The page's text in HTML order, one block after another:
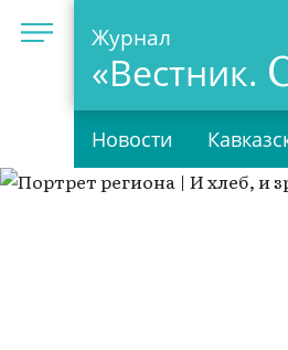
Журнал
«Вестник.
Новости